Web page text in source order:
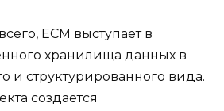
ECM выступает в
хранилища данных в
и структурированного вида.
создается